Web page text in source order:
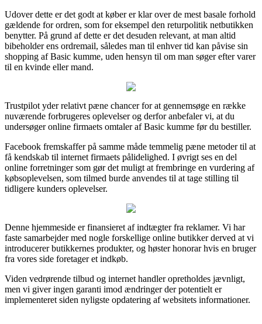
Udover dette er det godt at køber er klar over de mest basale forhold
gældende for ordren, som for eksempel den returpolitik netbutikken
benytter. På grund af dette er det desuden relevant, at man altid
bibeholder ens ordremail, således man til enhver tid kan påvise sin
shopping af Basic kumme, uden hensyn til om man søger efter varer
til en kvinde eller mand.
Trustpilot yder relativt pæne chancer for at gennemsøge en række
nuværende forbrugeres oplevelser og derfor anbefaler vi, at du
undersøger online firmaets omtaler af Basic kumme før du bestiller.
Facebook fremskaffer på samme måde temmelig pæne metoder til at
få kendskab til internet firmaets pålidelighed. I øvrigt ses en del
online forretninger som gør det muligt at frembringe en vurdering af
købsoplevelsen, som tilmed burde anvendes til at tage stilling til
tidligere kunders oplevelser.
Denne hjemmeside er finansieret af indtægter fra reklamer. Vi har
faste samarbejder med nogle forskellige online butikker derved at vi
introducerer butikkernes produkter, og høster honorar hvis en bruger
fra vores side foretager et indkøb.
Viden vedrørende tilbud og internet handler opretholdes jævnligt,
men vi giver ingen garanti imod ændringer der potentielt er
implementeret siden nyligste opdatering af websitets informationer.